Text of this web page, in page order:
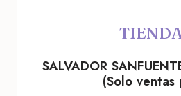
SALVADOR
(Solo ventas